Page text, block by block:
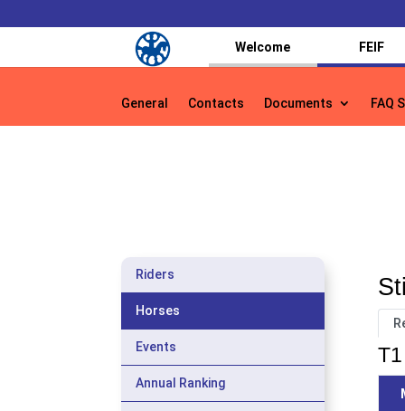
Welcome FEIF
General Contacts Documents FAQ
General Contacts Documents FAQ
Riders
Horses
Events
Annual Ranking